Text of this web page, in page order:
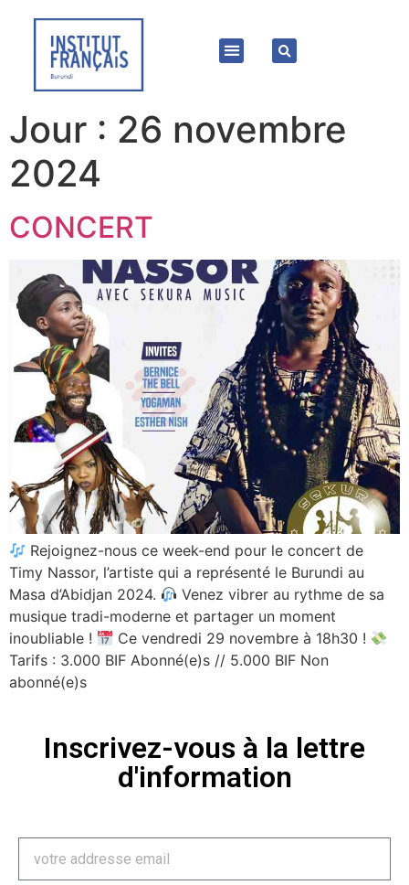
Jour : 26 novembre
2024
CONCERT
Rejoignez-nous ce week-end pour le concert de
Timy Nassor, l’artiste qui a représenté le Burundi au
Masa d’Abidjan 2024.
Venez vibrer au rythme de sa
musique tradi-moderne et partager un moment
inoubliable !
Ce vendredi 29 novembre à 18h30 !
Tarifs : 3.000 BIF Abonné(e)s // 5.000 BIF Non
abonné(e)s
Inscrivez-vous à la lettre
d'information